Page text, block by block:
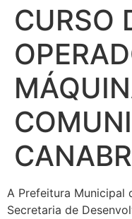
CURSO
A Prefeitura Municipal
Secretaria de